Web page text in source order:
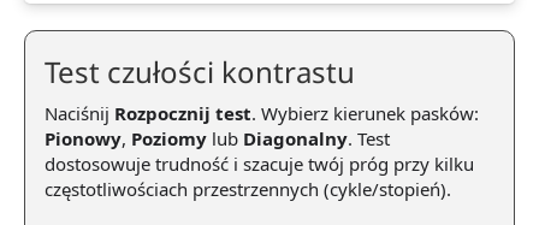
Test czułości kontrastu
Naciśnij Rozpocznij test. Wybierz kierunek pasków:
Pionowy, Poziomy lub Diagonalny. Test
dostosowuje trudność i szacuje twój próg przy kilku
częstotliwościach przestrzennych (cykle/stopień).